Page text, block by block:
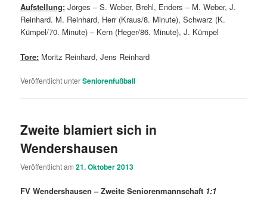
Aufstellung: Jörges – S. Weber, Brehl, Enders – M. Weber, J.
Reinhard. M. Reinhard, Herr (Kraus/8. Minute), Schwarz (K.
Kümpel/70. Minute) – Kern (Heger/86. Minute), J. Kümpel
Tore: Moritz Reinhard, Jens Reinhard
Veröffentlicht unterSeniorenfußball
Zweite blamiert sich in
Wendershausen
Veröffentlicht am21. Oktober 2013
FV Wendershausen – Zweite Seniorenmannschaft 1:1